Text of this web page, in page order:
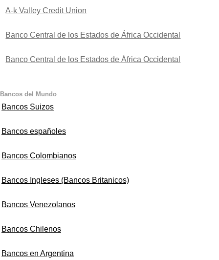
A-k Valley Credit Union
Banco Central de los Estados de África Occidental
Banco Central de los Estados de África Occidental
Bancos del Mundo
Bancos Suizos
Bancos españoles
Bancos Colombianos
Bancos Ingleses (Bancos Britanicos)
Bancos Venezolanos
Bancos Chilenos
Bancos en Argentina